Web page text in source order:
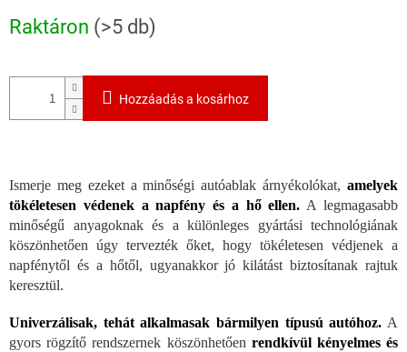
Raktáron (>5 db)
Hozzáadás a kosárhoz
Ismerje meg ezeket a minőségi autóablak árnyékolókat, amelyek
tökéletesen védenek a napfény és a hő ellen. A legmagasabb
minőségű anyagoknak és a különleges gyártási technológiának
köszönhetően úgy tervezték őket, hogy tökéletesen védjenek a
napfénytől és a hőtől, ugyanakkor jó kilátást biztosítanak rajtuk
keresztül.
Univerzálisak, tehát alkalmasak bármilyen típusú autóhoz. A
gyors rögzítő rendszernek köszönhetően rendkívül kényelmes és